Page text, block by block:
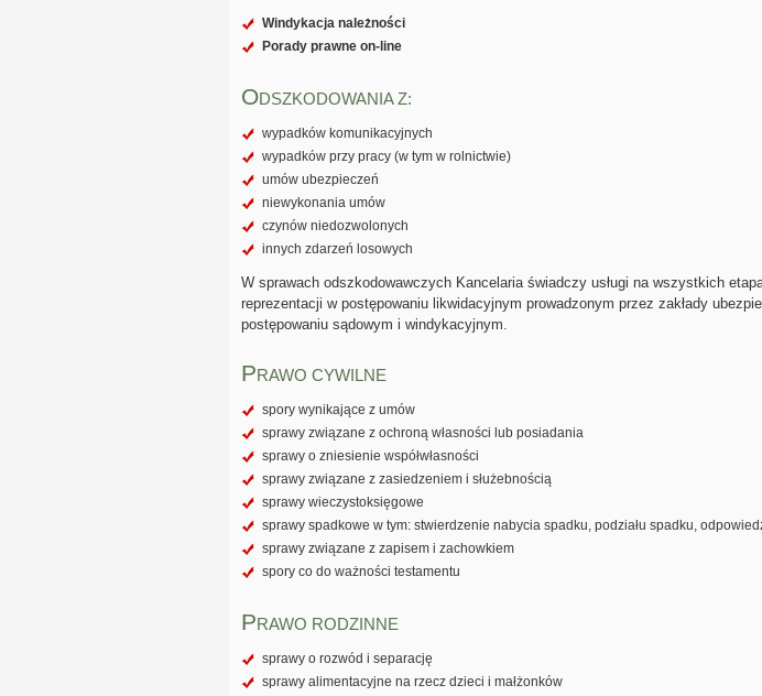
Windykacja należności
Porady prawne on-line
ODSZKODOWANIA Z:
wypadków komunikacyjnych
wypadków przy pracy (w tym w rolnictwie)
umów ubezpieczeń
niewykonania umów
czynów niedozwolonych
innych zdarzeń losowych
W sprawach odszkodowawczych Kancelaria świadczy usługi na wszystkich
reprezentacji w postępowaniu likwidacyjnym prowadzonym przez zakłady
postępowaniu sądowym i windykacyjnym.
PRAWO CYWILNE
spory wynikające z umów
sprawy związane z ochroną własności lub posiadania
sprawy o zniesienie współwłasności
sprawy związane z zasiedzeniem i służebnością
sprawy wieczystoksięgowe
sprawy spadkowe w tym: stwierdzenie nabycia spadku, podziału spadku,
sprawy związane z zapisem i zachowkiem
spory co do ważności testamentu
PRAWO RODZINNE
sprawy o rozwód i separację
sprawy alimentacyjne na rzecz dzieci i małżonków